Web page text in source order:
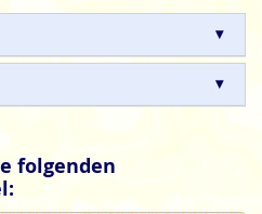
hergestellte
folgenden